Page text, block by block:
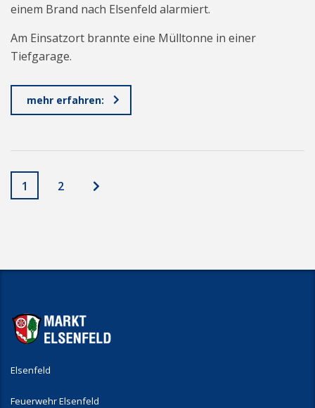
einem Brand nach Elsenfeld alarmiert.
Am Einsatzort brannte eine Mülltonne in einer
Tiefgarage.
mehr erfahren:
1 2
Elsenfeld
Feuerwehr Elsenfeld